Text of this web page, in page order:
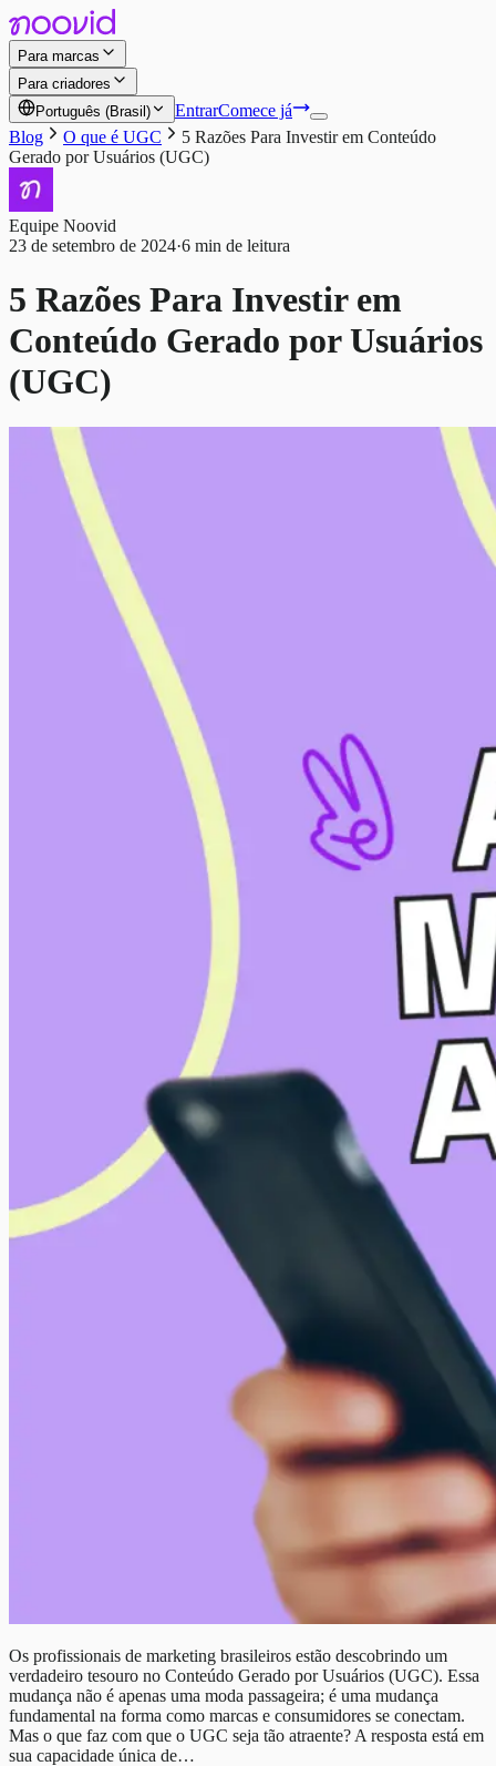
Para marcas
Para criadores
Português (Brasil)
EntrarComece já
Blog
O que é UGC
5 Razões Para Investir em Conteúdo
Gerado por Usuários (UGC)
Equipe Noovid
23 de setembro de 2024·6 min de leitura
5 Razões Para Investir em
Conteúdo Gerado por Usuários
(UGC)
Os profissionais de marketing brasileiros estão descobrindo um
verdadeiro tesouro no Conteúdo Gerado por Usuários (UGC). Essa
mudança não é apenas uma moda passageira; é uma mudança
fundamental na forma como marcas e consumidores se conectam.
Mas o que faz com que o UGC seja tão atraente? A resposta está em
sua capacidade única de…